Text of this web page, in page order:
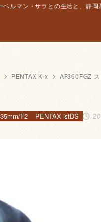
ベルマン・サラとの生活と、静
PENTAX K-x AF360FGZ ス
F2 PENTAX istDS